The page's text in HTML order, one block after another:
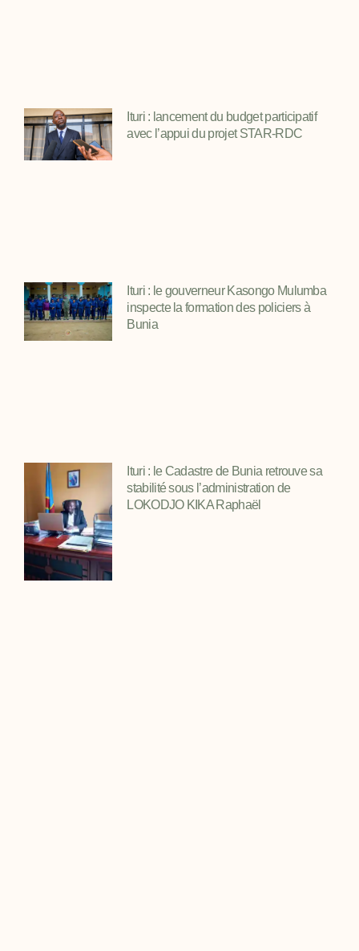
Ituri : lancement du budget participatif
avec l’appui du projet STAR-RDC
Ituri : le gouverneur Kasongo Mulumba
inspecte la formation des policiers à
Bunia
Ituri : le Cadastre de Bunia retrouve sa
stabilité sous l’administration de
LOKODJO KIKA Raphaël